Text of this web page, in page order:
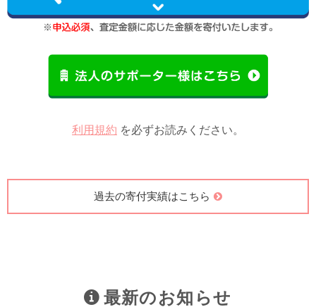
利用規約 を必ずお読みください。
過去の寄付実績はこちら
最新のお知らせ